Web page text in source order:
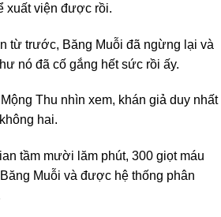
xuất viện được rồi.
từ trước, Băng Muỗi đã ngừng lại và
nó đã cố gắng hết sức rồi ấy.
Thu nhìn xem, khán giả duy nhất
hai.
tầm mười lăm phút, 300 giọt máu
Muỗi và được hệ thống phân